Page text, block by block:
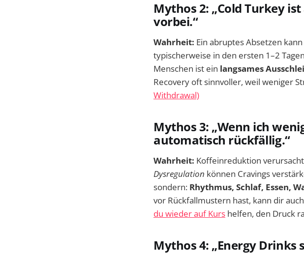
Mythos 2: „Cold Turkey
vorbei.“
Wahrheit: Ein abruptes Absetzen
typischerweise in den ersten 1–2
Menschen ist ein langsames
Recovery oft sinnvoller, weil weniger
Withdrawal)
Mythos 3: „Wenn ich
automatisch rückfällig.“
Wahrheit: Koffeinreduktion
Dysregulation können Cravings
sondern: Rhythmus, Schlaf, Essen,
vor Rückfallmustern hast, kann dir
du wieder auf Kurs helfen, den Druck
Mythos 4: „Energy Drinks